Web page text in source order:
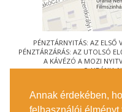
Annak érdekében,
PÉNZTÁRNYITÁS: AZ ELSŐ
PÉNZTÁRZÁRÁS: AZ UTOLSÓ
A KÁVÉZÓ A MOZI
© URÁNIA
1088